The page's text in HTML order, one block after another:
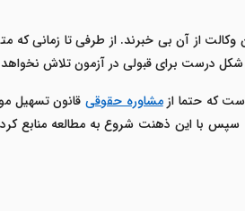
حدودا 90% متقاضیان شرکت در آزمون وکالت از آن بی خبرند. از طرفی تا زمانی
شکل درست برای قبولی در آزمون تلاش
که حتما ازمشاوره حقوقیقانون تسهیل
سپس با این ذهنت شروع به مطالعه منابع